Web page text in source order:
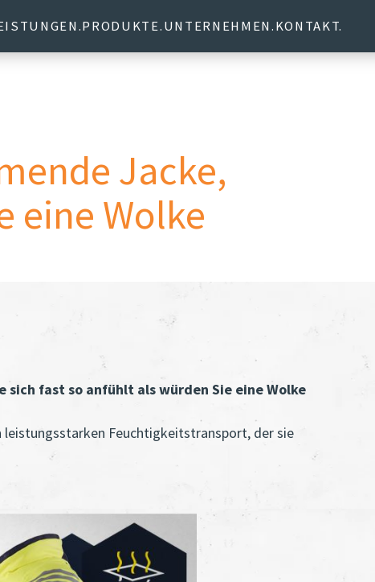
PRODUKTE UNTERNEHMEN KONTAKT
Jacke,
eine Wolke
fast so anfühlt als würden Sie eine Wolke
Feuchtigkeitstransport, der sie